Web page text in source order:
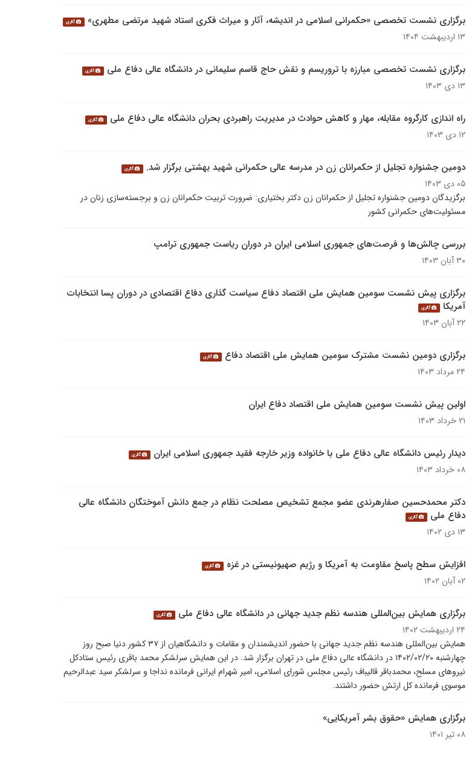
برگزاری نشست تخصصی «حکمرانی اسلامی در اندیشه، آثار و میراث فکری استاد شهید مرتضی مطهری» گالری
۱۳ اردیبهشت ۱۴۰۴
برگزاری نشست تخصصی مبارزه با تروریسم و نقش حاج قاسم سلیمانی در دانشگاه عالی دفاع ملی گالری
۱۳ دی ۱۴۰۳
راه اندازی کارگروه مقابله، مهار و کاهش حوادث در مدیریت راهبردی بحران دانشگاه عالی دفاع ملی گالری
۱۲ دی ۱۴۰۳
دومین جشنواره تجلیل از حکمرانان زن در مدرسه عالی حکمرانی شهید بهشتی برگزار شد. گالری
۰۵ دی ۱۴۰۳
برگزیدگان دومین جشنواره تجلیل از حکمرانان زن دکتر بختیاری: ضرورت تربیت حکمرانان زن و برجسته‌سازی زنان در
مسئولیت‌های حکمرانی کشور
بررسی چالش‌ها و فرصت‌های جمهوری اسلامی ایران در دوران ریاست جمهوری ترامپ
۳۰ آبان ۱۴۰۳
برگزاری پیش نشست سومین همایش ملی اقتصاد دفاع سیاست گذاری دفاع اقتصادی در دوران پسا انتخابات
آمریکا
گالری
۲۲ آبان ۱۴۰۳
برگزاری دومین نشست مشترک سومین همایش ملی اقتصاد دفاع گالری
۲۴ مرداد ۱۴۰۳
اولین پیش نشست سومین همایش ملی اقتصاد دفاع ایران
۲۱ خرداد ۱۴۰۳
دیدار رئیس دانشگاه عالی دفاع ملی با خانواده وزیر خارجه فقید جمهوری اسلامی ایران گالری
۰۸ خرداد ۱۴۰۳
دکتر محمدحسین صفارهرندی عضو مجمع تشخیص مصلحت نظام در جمع دانش آموختگان دانشگاه عالی
دفاع ملی
گالری
۱۳ دی ۱۴۰۲
افزایش سطح پاسخ مقاومت به آمریکا و رژیم صهیونیستی در غزه گالری
۰۲ آبان ۱۴۰۲
برگزاری همایش بین‌المللی هندسه نظم جدید جهانی در دانشگاه عالی دفاع ملی گالری
۲۴ اردیبهشت ۱۴۰۲
همایش بین‌المللی هندسه نظم جدید جهانی با حضور اندیشمندان و مقامات و دانشگاهیان از ۳۷ کشور دنیا صبح روز
چهارشنبه ۱۴۰۲/۰۲/۲۰ در دانشگاه عالی دفاع ملی در تهران برگزار شد. در این همایش سرلشکر محمد باقری رئیس ستادکل
نیروهای مسلح، محمدباقر قالیباف رئیس مجلس شورای اسلامی، امیر شهرام ایرانی فرمانده نداجا و سرلشکر سید عبدالرحیم
موسوی فرمانده کل ارتش حضور داشتند.
برگزاری همایش «حقوق بشر آمریکایی»
۰۸ تیر ۱۴۰۱